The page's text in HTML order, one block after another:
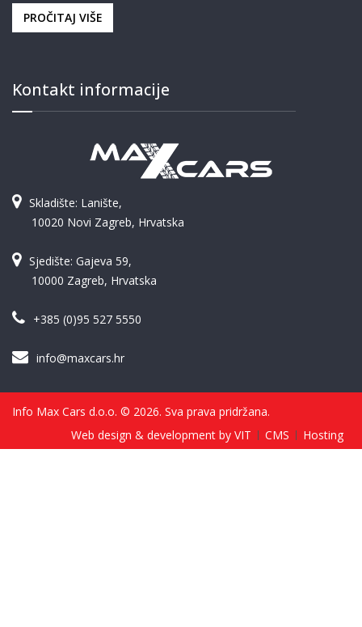
PROČITAJ VIŠE
Kontakt informacije
Skladište: Lanište,
10020 Novi Zagreb, Hrvatska
Sjedište: Gajeva 59,
10000 Zagreb, Hrvatska
+385 (0)95 527 5550
info@maxcars.hr
Info Max Cars d.o.o. © 2026. Sva prava pridržana.
Web design & development by VIT
CMS Hosting